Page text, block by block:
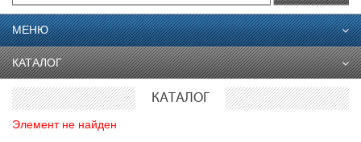
МЕНЮ
КАТАЛОГ
КАТАЛОГ
Элемент не найден